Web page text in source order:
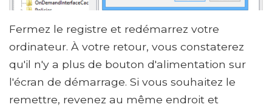
Fermez le registre et redémarrez votre
ordinateur. À votre retour, vous constaterez
qu'il n'y a plus de bouton d'alimentation sur
l'écran de démarrage. Si vous souhaitez le
remettre, revenez au même endroit et